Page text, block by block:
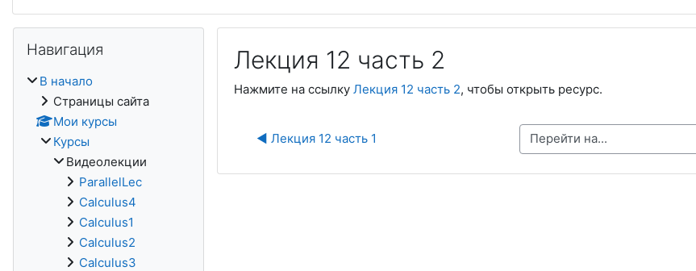
Лекция 12 часть 2
Нажмите на ссылку Лекция 12 часть 2, чтобы открыть ресурс.
◀︎ Лекция 12 часть 1 Перейти на...
Навигация
В начало
Страницы сайта
Мои курсы
Курсы
Видеолекции
ParallelLec
Calculus4
Calculus1
Calculus2
Calculus3